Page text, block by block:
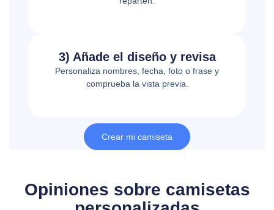
3) Añade el diseño y revisa
Personaliza nombres, fecha, foto o frase y
comprueba la vista previa.
Crear mi camiseta
Opiniones sobre camisetas